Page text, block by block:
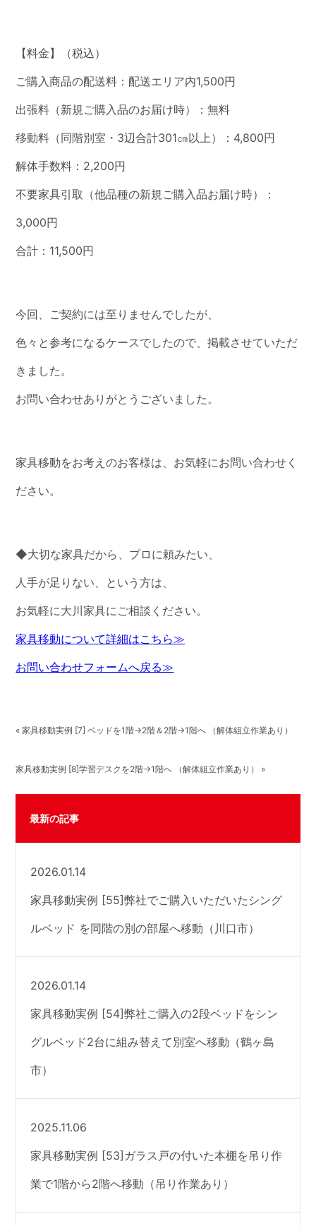
【料金】（税込）
ご購入商品の配送料：配送エリア内1,500円
出張料（新規ご購入品のお届け時）：無料
移動料（同階別室・3辺合計301㎝以上）：4,800円
解体手数料：2,200円
不要家具引取（他品種の新規ご購入品お届け時）：
3,000円
合計：11,500円
今回、ご契約には至りませんでしたが、
色々と参考になるケースでしたので、掲載させていただ
きました。
お問い合わせありがとうございました。
家具移動をお考えのお客様は、お気軽にお問い合わせく
ださい。
◆大切な家具だから、プロに頼みたい、
人手が足りない、という方は、
お気軽に大川家具にご相談ください。
家具移動について詳細はこちら≫
お問い合わせフォームへ戻る≫
« 家具移動実例 [7] ベッドを1階→2階＆2階→1階へ （解体組立作業あり）
家具移動実例 [8]学習デスクを2階→1階へ （解体組立作業あり） »
最新の記事
2026.01.14
家具移動実例 [55]弊社でご購入いただいたシング
ルベッド を同階の別の部屋へ移動（川口市）
2026.01.14
家具移動実例 [54]弊社ご購入の2段ベッドをシン
グルベッド2台に組み替えて別室へ移動（鶴ヶ島
市）
2025.11.06
家具移動実例 [53]ガラス戸の付いた本棚を吊り作
業で1階から2階へ移動（吊り作業あり）